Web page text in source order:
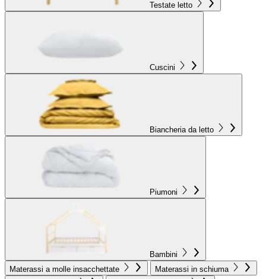
Testate letto
Cuscini
Biancheria da letto
Piumoni
Bambini
Materassi a molle insacchettate
Materassi in schiuma